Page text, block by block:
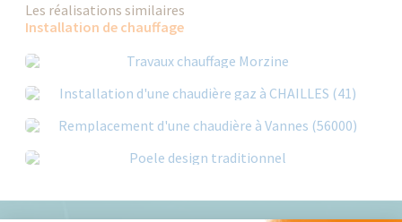
Les réalisations similaires
Installation de chauffage